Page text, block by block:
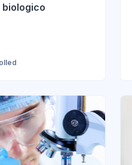
biologico